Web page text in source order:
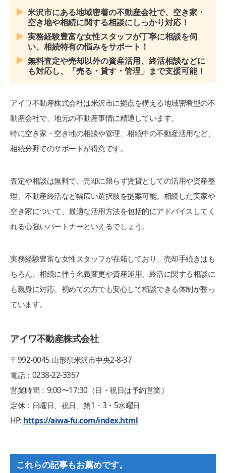
米沢市にある地域密着の不動産会社で、空き家・
空き地や相続に関する相談にしっかり対応！
実務経験豊富な女性スタッフが丁寧に相談を伺
い、相続特有の悩みをサポート！
無料査定や売却以外の資産活用、終活相談などに
も対応し、「売る・貸す・管理」まで支援可能！
アイワ不動産株式会社は米沢市に拠点を構える地域密着型の不
動産会社で、地元の不動産事情に精通しています。
特に空き家・空き地の相談や管理、相続中の不動産活用など、
相続分野でのサポートが得意です。
査定や相談は無料で、売却に限らず賃貸としての活用や資産整
理、不動産終活など幅広い選択肢を提案可能。相続した実家や
空き家について、最適な活用方法を包括的にアドバイスしてく
れる心強いパートナーといえるでしょう。
実務経験豊富な女性スタッフが在籍しており、売却手続きはも
ちろん、相続に伴う名義変更や資産運用、終活に関する相談に
も親身に対応。初めての方でも安心して相談できる体制が整っ
ています。
アイワ不動産株式会社
〒992‑0045 山形県米沢市中央2‑8‑37
電話：0238‑22‑3357
営業時間：9:00〜17:30（日・祝日は予約営業）
定休：日曜日、祝日、第1・3・5水曜日
HP: https://aiwa-fu.com/index.html
これらの記事もお薦めです。